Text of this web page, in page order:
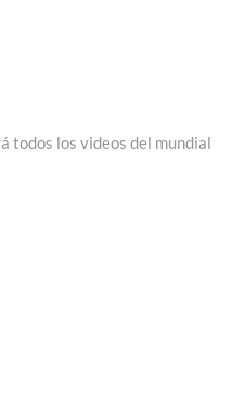
todos los videos del mundial